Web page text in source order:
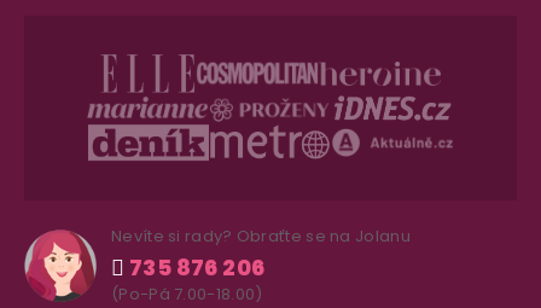
Nevíte si rady? Obraťte se na Jolanu
735 876 206
(Po-Pá 7.00-18.00)